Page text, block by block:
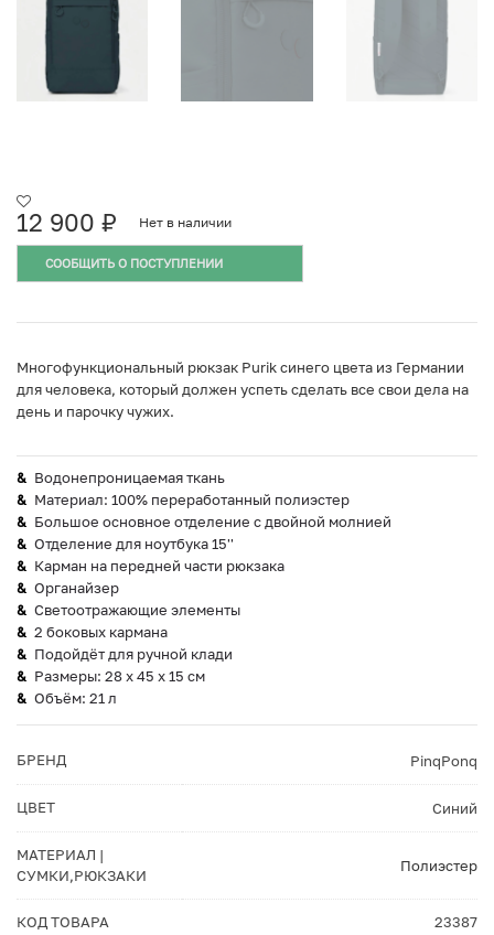
12 900 ₽ Нет в наличии
СООБЩИТЬ О ПОСТУПЛЕНИИ
Многофункциональный рюкзак Purik синего цвета из Германии
для человека, который должен успеть сделать все свои дела на
день и парочку чужих.
Водонепроницаемая ткань
Материал: 100% переработанный полиэстер
Большое основное отделение с двойной молнией
Отделение для ноутбука 15''
Карман на передней части рюкзака
Органайзер
Светоотражающие элементы
2 боковых кармана
Подойдёт для ручной клади
Размеры: 28 х 45 х 15 см
Объём: 21 л
БРЕНД PinqPonq
ЦВЕТ Синий
МАТЕРИАЛ |
СУМКИ,РЮКЗАКИ
Полиэстер
КОД ТОВАРА 23387